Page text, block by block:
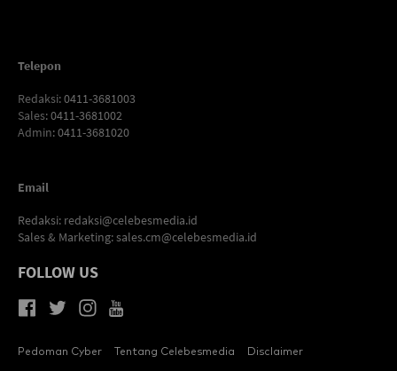
Telepon
Redaksi: 0411-3681003
Sales: 0411-3681002
Admin: 0411-3681020
Email
Redaksi: redaksi@celebesmedia.id
Sales & Marketing:sales.cm@celebesmedia.id
FOLLOW US
Pedoman Cyber Tentang Celebesmedia Disclaimer